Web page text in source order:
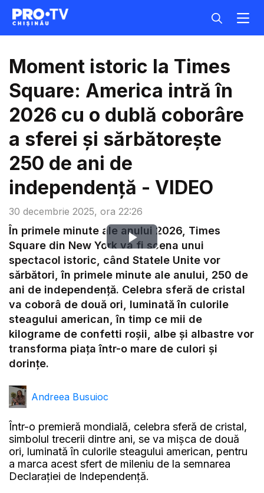
30 decembrie 2025, ora 22:26
Moment istoric la Times
Square: America intră în
2026 cu o dublă coborâre
a sferei și sărbătorește
250 de ani de
independență - VIDEO
Play
Video
În primele minute ale anului 2026, Times
Square din New York va fi scena unui
spectacol istoric, când Statele Unite vor
sărbători, în primele minute ale anului, 250 de
ani de independență. Celebra sferă de cristal
va coborâ de două ori, luminată în culorile
steagului american, în timp ce mii de
kilograme de confetti roșii, albe și albastre vor
transforma piața într-o mare de culori și
dorințe.
Andreea Busuioc
Într-o premieră mondială, celebra sferă de cristal,
simbolul trecerii dintre ani, se va mișca de două
ori, luminată în culorile steagului american, pentru
a marca acest sfert de mileniu de la semnarea
Declarației de Independență.